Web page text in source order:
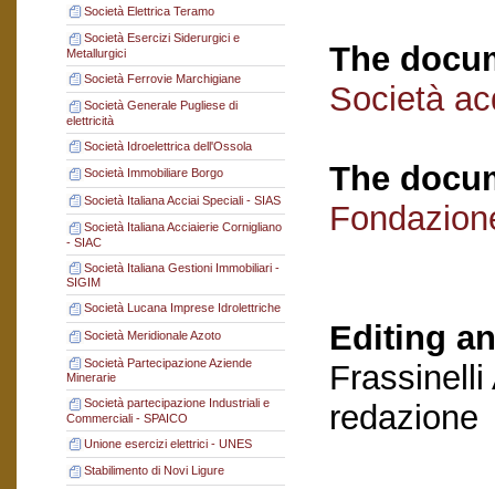
Società Elettrica Teramo
Società Esercizi Siderurgici e
Metallurgici
Società Ferrovie Marchigiane
Società Generale Pugliese di
elettricità
Società Idroelettrica dell'Ossola
Società Immobiliare Borgo
Società Italiana Acciai Speciali - SIAS
Società Italiana Acciaierie Cornigliano
- SIAC
Società Italiana Gestioni Immobiliari -
SIGIM
Società Lucana Imprese Idrolettriche
Società Meridionale Azoto
Società Partecipazione Aziende
Minerarie
Società partecipazione Industriali e
Commerciali - SPAICO
Unione esercizi elettrici - UNES
Stabilimento di Novi Ligure
The
Società
The
Editing
Frassinelli
redazione